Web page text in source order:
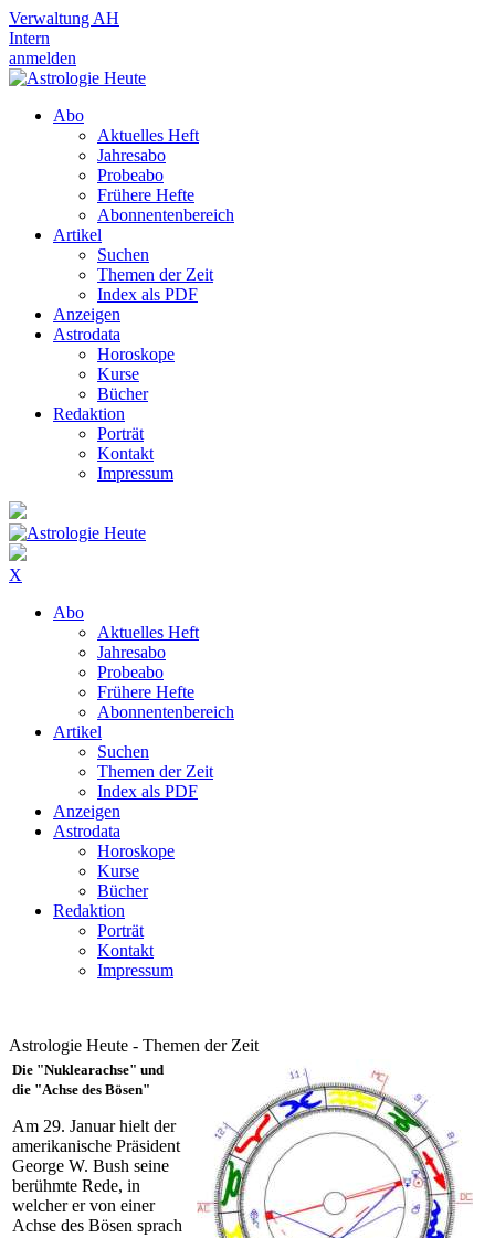
Verwaltung AH
Intern
anmelden
Abo
Aktuelles Heft
Jahresabo
Probeabo
Frühere Hefte
Abonnentenbereich
Artikel
Suchen
Themen der Zeit
Index als PDF
Anzeigen
Astrodata
Horoskope
Kurse
Bücher
Redaktion
Porträt
Kontakt
Impressum
X
Abo
Aktuelles Heft
Jahresabo
Probeabo
Frühere Hefte
Abonnentenbereich
Artikel
Suchen
Themen der Zeit
Index als PDF
Anzeigen
Astrodata
Horoskope
Kurse
Bücher
Redaktion
Porträt
Kontakt
Impressum
Astrologie Heute - Themen der Zeit
Die "Nuklearachse" und
die "Achse des Bösen"
Am 29. Januar hielt der
amerikanische Präsident
George W. Bush seine
berühmte Rede, in
welcher er von einer
Achse des Bösen sprach